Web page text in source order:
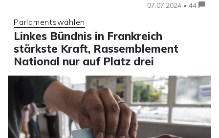
07.07.2024 • 44
Parlamentswahlen
Linkes Bündnis in Frankreich
stärkste Kraft, Rassemblement
National nur auf Platz drei